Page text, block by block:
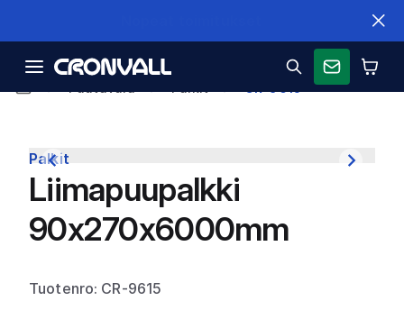
Palkit
Liimapuupalkki
90x270x6000mm
Tuotenro: CR-9615